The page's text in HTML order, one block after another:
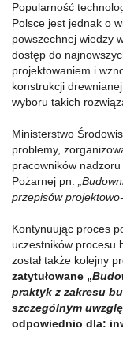
Popularność
Polsce jest jednak o
powszechnej wiedzy
dostęp do
projektowaniem i
konstrukcji
wyboru takich
Ministerstwo
problemy,
pracowników
Pożarnej pn.
przepisów
Kontynuując proces
uczestników procesu
został także kolejny
zatytułowane „
praktyk z zakresu
szczególnym
odpowiednio dla: